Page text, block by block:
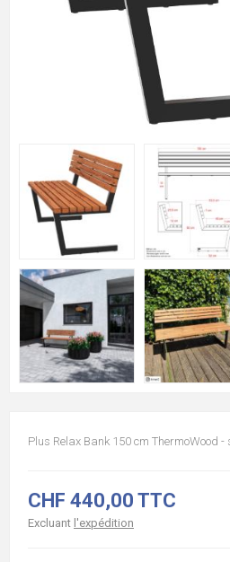
Plus Relax Bank 150 cm ThermoWood
CHF 440,00 TTC
Excluant l'expédition